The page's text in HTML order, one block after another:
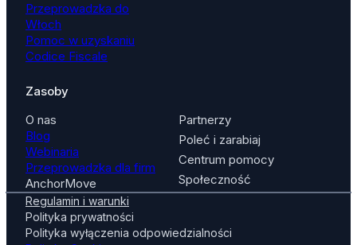
Przeprowadzka do
Włoch
Pomoc w uzyskaniu
Codice Fiscale
Zasoby
O nas
Blog
Webinaria
Przeprowadzka dla firm
AnchorMove
Partnerzy
Poleć i zarabiaj
Centrum pomocy
Społeczność
Regulamin i warunki
Polityka prywatności
Polityka wyłączenia odpowiedzialności